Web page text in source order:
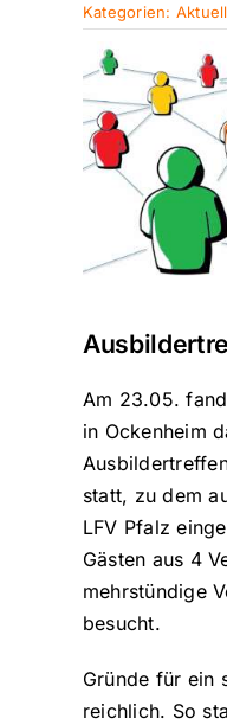
Kategorien:
Am 23.05.
in Ockenheim
statt, zu dem
LFV Pfalz
Gästen aus 4
mehrstündige
besucht.
Gründe für ein
reichlich. So